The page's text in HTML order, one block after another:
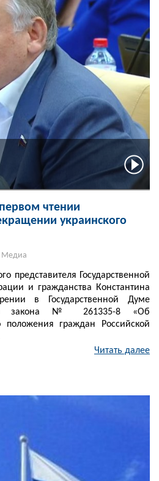
чтении
украинского
Медиа
представителя Государственной
и гражданства Константина
в Государственной Думе
закона № 261335-8 «Об
положения граждан Российской
Читать далее